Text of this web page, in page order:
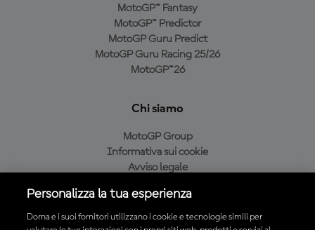
MotoGP™ Fantasy
MotoGP™ Predictor
MotoGP Guru Predict
MotoGP Guru Racing 25/26
MotoGP™26
Chi siamo
MotoGP Group
Informativa sui cookie
Avviso legale
Condizioni di acquisto
Personalizza la tua esperienza
Dorna e i suoi fornitori utilizzano i cookie e tecnologie simili per